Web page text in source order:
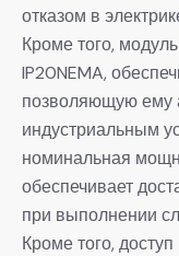
отказом в
Кроме того,
IP20NEMA,
позволяющую ему
индустриальным
номинальная
обеспечивает
при выполнении
Кроме того,